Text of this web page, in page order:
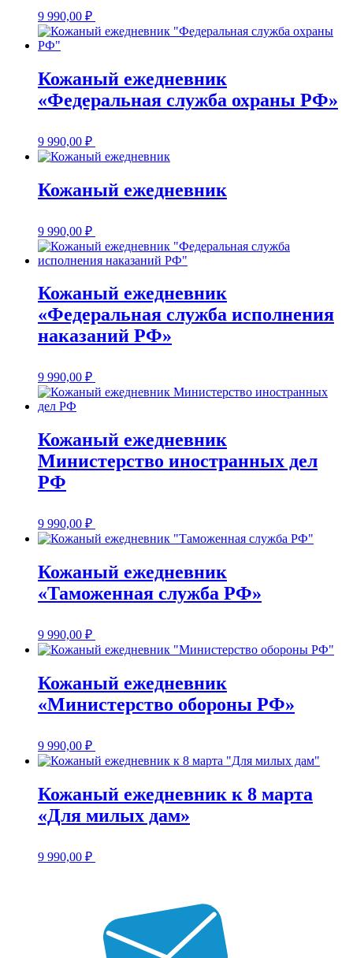
9 990,00 ₽
Кожаный ежедневник
«Федеральная служба охраны РФ»
9 990,00 ₽
Кожаный ежедневник
9 990,00 ₽
Кожаный ежедневник
«Федеральная служба исполнения
наказаний РФ»
9 990,00 ₽
Кожаный ежедневник
Министерство иностранных дел
РФ
9 990,00 ₽
Кожаный ежедневник
«Таможенная служба РФ»
9 990,00 ₽
Кожаный ежедневник
«Министерство обороны РФ»
9 990,00 ₽
Кожаный ежедневник к 8 марта
«Для милых дам»
9 990,00 ₽